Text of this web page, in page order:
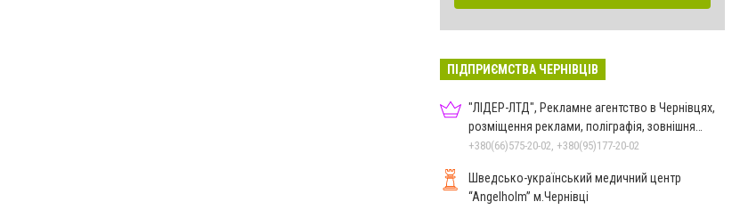
ПІДПРИЄМСТВА ЧЕРНІВЦІВ
"ЛІДЕР-ЛТД", Рекламне агентство в Чернівцях,
розміщення реклами, поліграфія, зовнішня
реклама
+380(66)575-20-02, +380(95)177-20-02
Шведсько-український медичний центр
“Angelholm” м.Чернівці